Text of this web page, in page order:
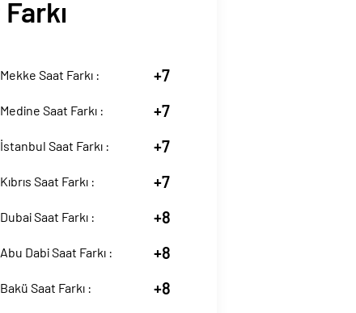
Saat Farkı : +7
Saat Farkı : +7
Saat Farkı : +7
Saat Farkı : +7
Saat Farkı : +8
Dabi Saat Farkı : +8
Saat Farkı : +8